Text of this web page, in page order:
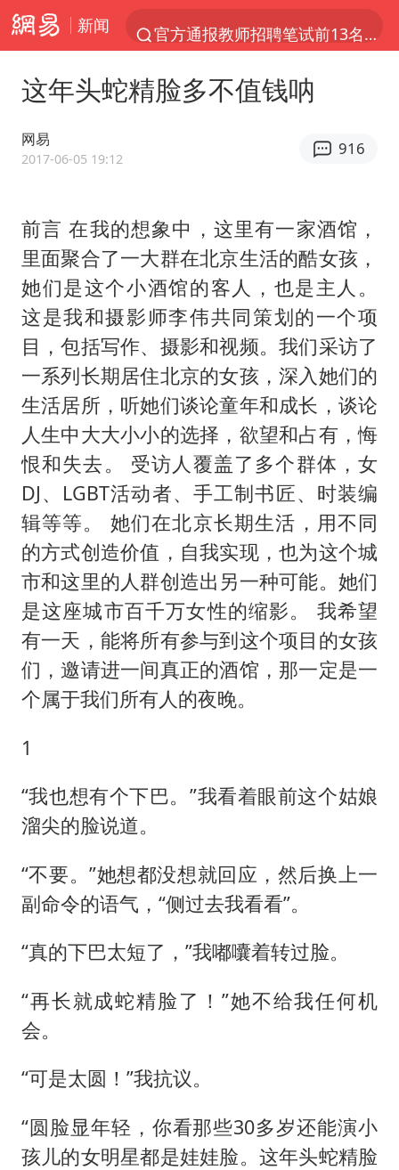
新闻
曝美拒绝乌增购“爱国者”导弹请求
河南回应带薪错峰休假通知引争议
王力宏演唱会黄牛带观众藏匿被查获
男子杀人后逃进深山21年活得像野人
27岁女子组织卖淫集团被悬赏通缉
陕西省委书记赶赴柞水县杏坪镇
女孩摆摊卖菌子时收到北大通知书
公司“上四休三”但要降薪1000元
改名后的“青海拉面”店
东方之约 相约未来
这年头蛇精脸多不值钱呐
网易
2017-06-05 19:12
916
前言 在我的想象中，这里有一家酒馆，
里面聚合了一大群在北京生活的酷女孩，
她们是这个小酒馆的客人，也是主人。
这是我和摄影师李伟共同策划的一个项
目，包括写作、摄影和视频。我们采访了
一系列长期居住北京的女孩，深入她们的
生活居所，听她们谈论童年和成长，谈论
人生中大大小小的选择，欲望和占有，悔
恨和失去。 受访人覆盖了多个群体，女
DJ、LGBT活动者、手工制书匠、时装编
辑等等。 她们在北京长期生活，用不同
的方式创造价值，自我实现，也为这个城
市和这里的人群创造出另一种可能。她们
是这座城市百千万女性的缩影。 我希望
有一天，能将所有参与到这个项目的女孩
们，邀请进一间真正的酒馆，那一定是一
个属于我们所有人的夜晚。
1
“我也想有个下巴。”我看着眼前这个姑娘
溜尖的脸说道。
“不要。”她想都没想就回应，然后换上一
副命令的语气，“侧过去我看看”。
“真的下巴太短了，”我嘟囔着转过脸。
“再长就成蛇精脸了！”她不给我任何机
会。
“可是太圆！”我抗议。
“圆脸显年轻，你看那些30多岁还能演小
孩儿的女明星都是娃娃脸。这年头蛇精脸